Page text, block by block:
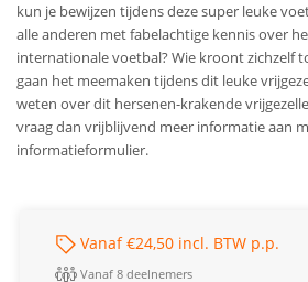
kun je bewijzen tijdens deze super leuke
alle anderen met fabelachtige kennis over
internationale voetbal? Wie kroont zichzelf
gaan het meemaken tijdens dit leuke
weten over dit hersenen-krakende
vraag dan vrijblijvend meer informatie aan
informatieformulier.
Vanaf €24,50 incl. BTW p.p.
Vanaf 8 deelnemers